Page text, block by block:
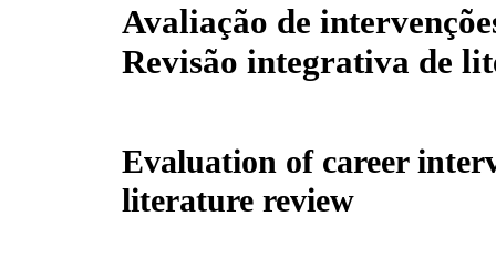
Avaliação de
Revisão integrativa de
Evaluation of career
literature review